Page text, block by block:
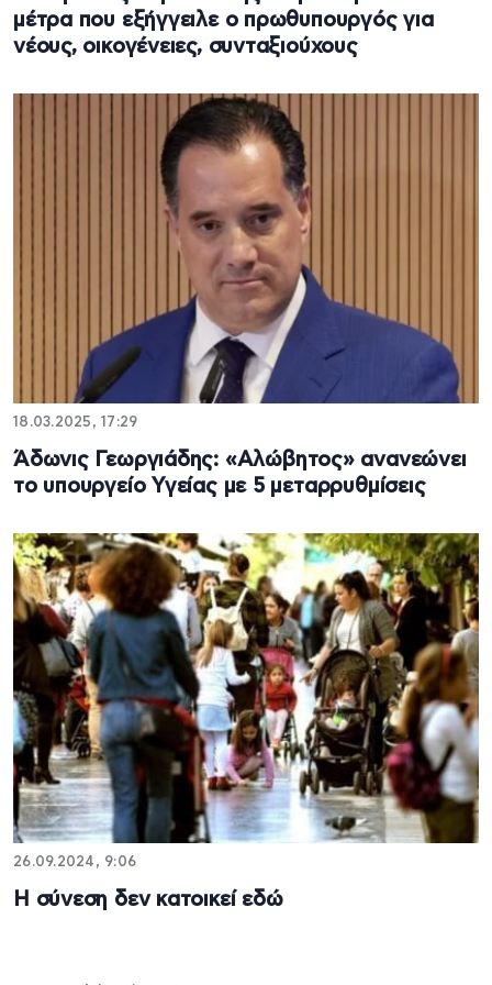
μέτρα που εξήγγειλε ο πρωθυπουργός για
νέους, οικογένειες, συνταξιούχους
18.03.2025, 17:29
Άδωνις Γεωργιάδης: «Αλώβητος» ανανεώνει
το υπουργείο Υγείας με 5 μεταρρυθμίσεις
26.09.2024, 9:06
Η σύνεση δεν κατοικεί εδώ